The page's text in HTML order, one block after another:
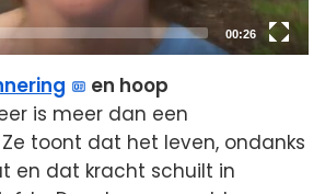
Total
duration
00:26
en hoop
is meer dan een
toont dat het leven, ondanks
en dat kracht schuilt in